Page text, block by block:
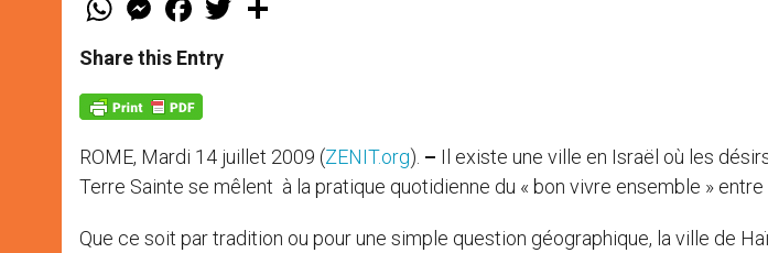
t
s
p
p
e
s
e
g
e
a
e
b
k
w
Share this Entry
ROME, Mardi 14 juillet 2009 (ZENIT.org). – Il existe une ville en Israël où les
Terre Sainte se mêlent à la pratique quotidienne du « bon vivre ensemble »
Que ce soit par tradition ou pour une simple question géographique, la ville de